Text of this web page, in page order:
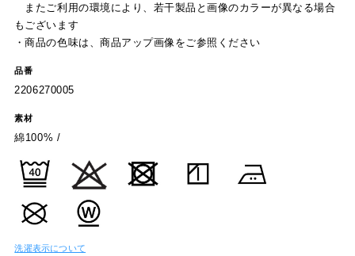
またご利用の環境により、若干製品と画像のカラーが異なる場合
もございます
・商品の色味は、商品アップ画像をご参照ください
品番
2206270005
素材
綿100% /
洗濯表示について